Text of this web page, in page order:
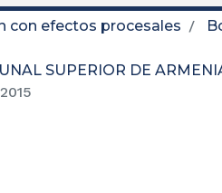
con efectos procesales
SUPERIOR DE